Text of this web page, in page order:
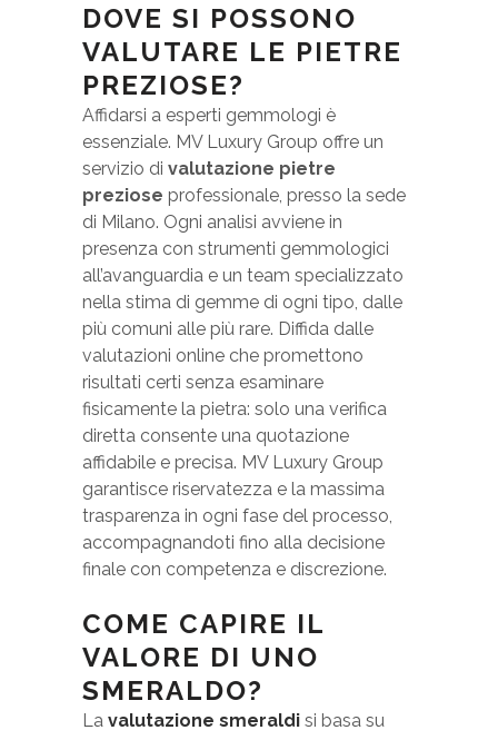
DOVE SI POSSONO
VALUTARE LE PIETRE
PREZIOSE?
Affidarsi a esperti gemmologi è
essenziale. MV Luxury Group offre un
servizio di valutazione pietre
preziose professionale, presso la sede
di Milano. Ogni analisi avviene in
presenza con strumenti gemmologici
all’avanguardia e un team specializzato
nella stima di gemme di ogni tipo, dalle
più comuni alle più rare. Diffida dalle
valutazioni online che promettono
risultati certi senza esaminare
fisicamente la pietra: solo una verifica
diretta consente una quotazione
affidabile e precisa. MV Luxury Group
garantisce riservatezza e la massima
trasparenza in ogni fase del processo,
accompagnandoti fino alla decisione
finale con competenza e discrezione.
COME CAPIRE IL
VALORE DI UNO
SMERALDO?
La valutazione smeraldi si basa su